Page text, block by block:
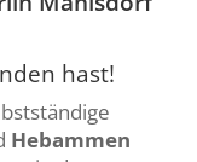
hast!
Hebammen